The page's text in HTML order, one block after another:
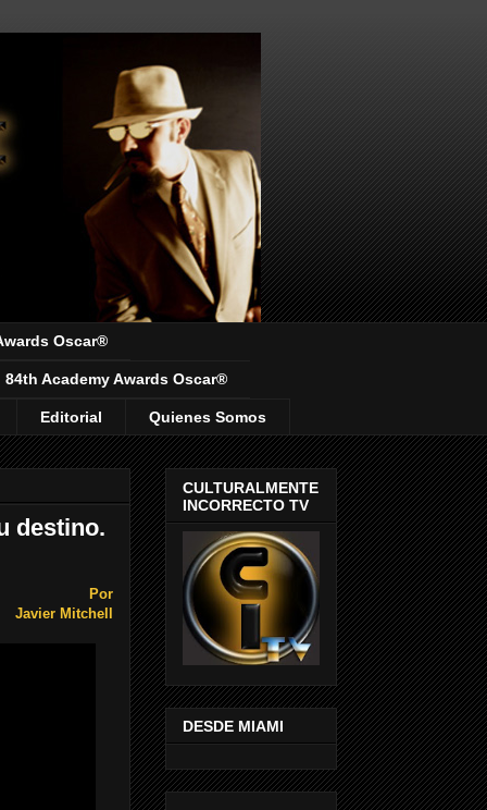
Oscar®
84th Academy Awards Oscar®
Editorial Quienes Somos
destino.
Por
Javier Mitchell
CULTURALMENTE
INCORRECTO TV
DESDE MIAMI